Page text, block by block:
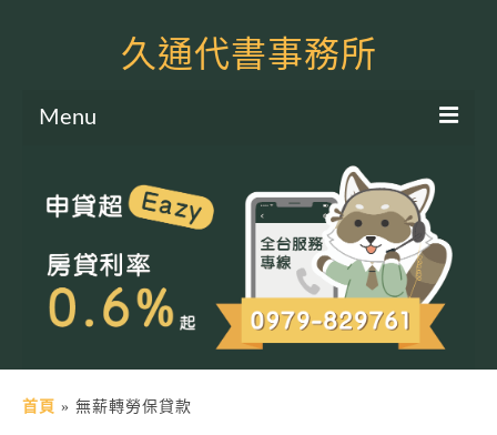
久通代書事務所
Menu
土地二胎申貸
房屋二胎申貸
軍公教貸款
土地貸款
首頁 » 無薪轉勞保貸款